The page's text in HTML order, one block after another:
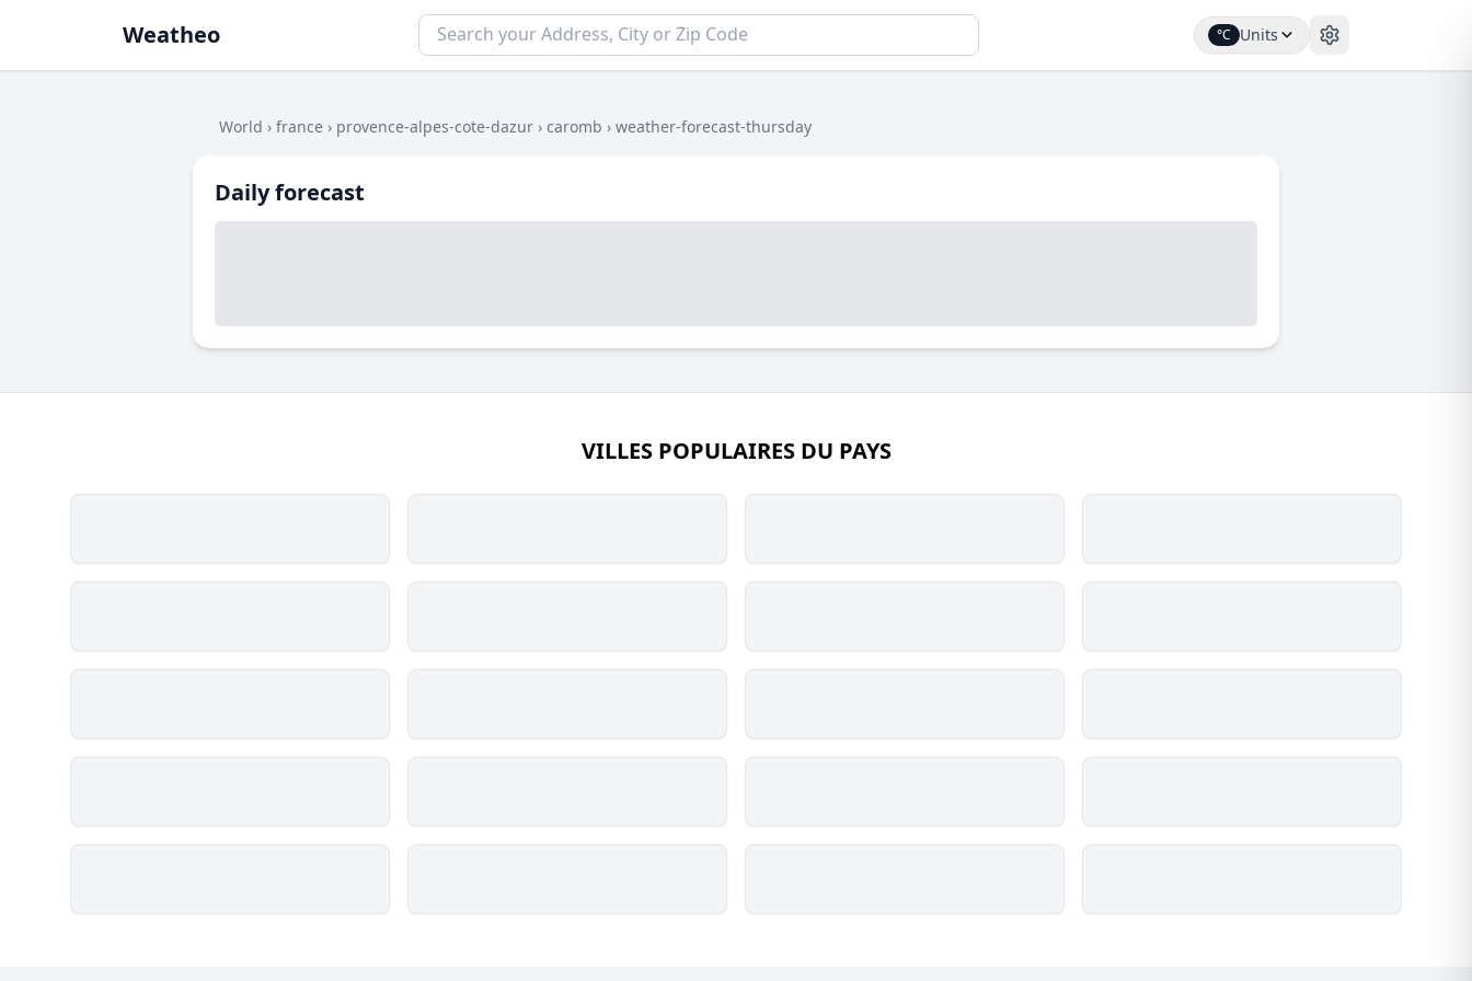
Weatheo °C Units
World › france › provence-alpes-cote-dazur › caromb › weather-forecast-thursday
Daily forecast
VILLES POPULAIRES DU PAYS